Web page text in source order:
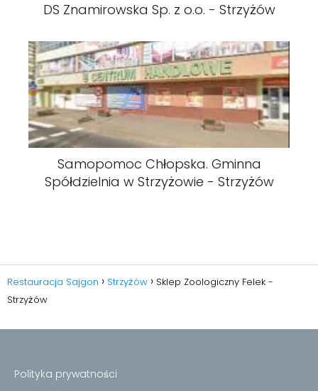
DS Znamirowska Sp. z o.o. - Strzyżów
Samopomoc Chłopska. Gminna
Spółdzielnia w Strzyżowie - Strzyżów
Restauracja Sajgon Strzyżów
Sklep Zoologiczny Felek -
Strzyżów
Polityka prywatności